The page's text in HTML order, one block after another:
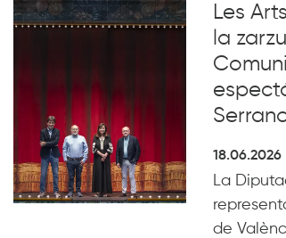
Les
la
18.06.2026
La
de